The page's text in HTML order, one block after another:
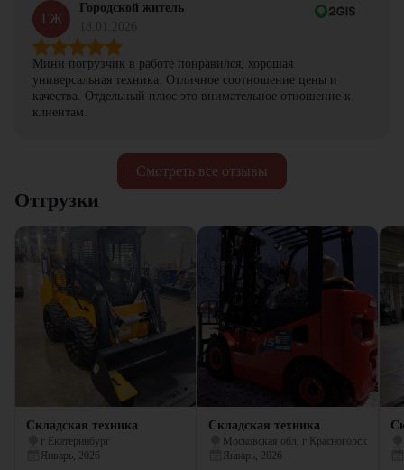
Смотреть все отзывы
ГЖ
Городской житель
Мини погрузчик в работе понравился, хорошая
универсальная техника. Отличное соотношение цены и
качества. Отдельный плюс это внимательное отношение к
клиентам.
Отгрузки
Складская техника
г Екатеринбург
Январь, 2026
Складская техника
Московская обл, г Красногорск
Январь, 2026